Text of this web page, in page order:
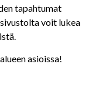
tapahtumat
voit lukea
asioissa!